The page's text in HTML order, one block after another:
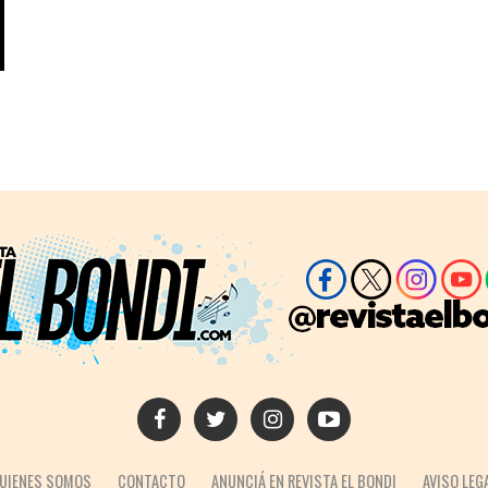
SOMOS CONTACTO ANUNCIÁ EN REVISTA EL BONDI AVISO